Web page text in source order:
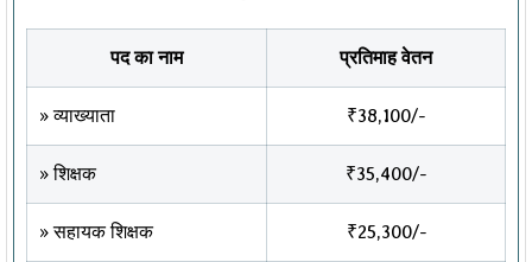
पद का नाम प्रतिमाह वेतन
» व्याख्याता ₹38,100/-
» शिक्षक ₹35,400/-
» सहायक शिक्षक ₹25,300/-